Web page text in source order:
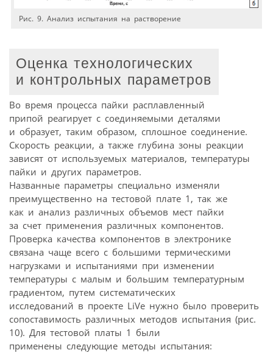
Рис. 9. Анализ испытания на растворение
Оценка технологических
и контрольных параметров
Во время процесса пайки расплавленный
припой реагирует с соединяемыми деталями
и образует, таким образом, сплошное соединение.
Скорость реакции, а также глубина зоны реакции
зависят от используемых материалов, температуры
пайки и других параметров.
Названные параметры специально изменяли
преимущественно на тестовой плате 1, так же
как и анализ различных объемов мест пайки
за счет применения различных компонентов.
Проверка качества компонентов в электронике
связана чаще всего с большими термическими
нагрузками и испытаниями при изменении
температуры с малым и большим температурным
градиентом, путем систематических
исследований в проекте LiVe нужно было проверить
сопоставимость различных методов испытания (рис.
10). Для тестовой платы 1 были
применены следующие методы испытания: